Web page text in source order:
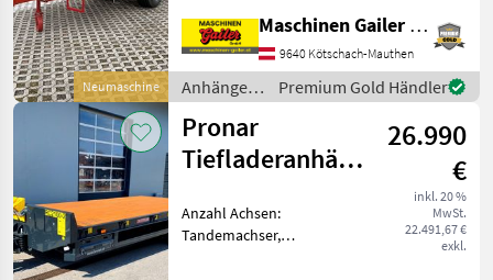
Neumaschine
Bremse: Hydraulische
Bremse Neuer Pronar
T654/2 Einachs-3Seiten-
Kipper mit folgender Aussta
Maschinen Gailer GmbH
9640 Kötschach-Mauthen
Anhänger /
Pronar
Premium Gold Händler
Pronar
Tiefladeranhänger
26.990
€
inkl. 20 %
MwSt.
22.491,67 €
exkl.
Anzahl Achsen:
Tandemachser,